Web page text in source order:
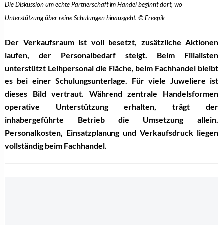
Die Diskussion um echte Partnerschaft im Handel beginnt dort, wo
Unterstützung über reine Schulungen hinausgeht. © Freepik
Der Verkaufsraum ist voll besetzt, zusätzliche Aktionen
laufen, der Personalbedarf steigt. Beim Filialisten
unterstützt Leihpersonal die Fläche, beim Fachhandel bleibt
es bei einer Schulungsunterlage. Für viele Juweliere ist
dieses Bild vertraut. Während zentrale Handelsformen
operative Unterstützung erhalten, trägt der
inhabergeführte Betrieb die Umsetzung allein.
Personalkosten, Einsatzplanung und Verkaufsdruck liegen
vollständig beim Fachhandel.